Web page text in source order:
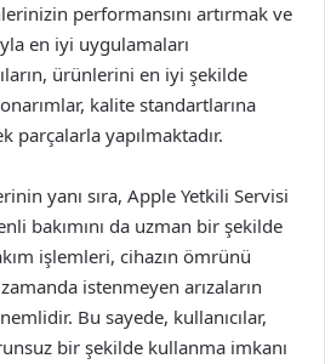
performansını artırmak ve
en iyi uygulamaları
ürünlerini en iyi şekilde
kalite standartlarına
parçalarla yapılmaktadır.
yanı sıra, Apple Yetkili Servisi
bakımını da uzman bir şekilde
işlemleri, cihazın ömrünü
istenmeyen arızaların
Bu sayede, kullanıcılar,
bir şekilde kullanma imkanı